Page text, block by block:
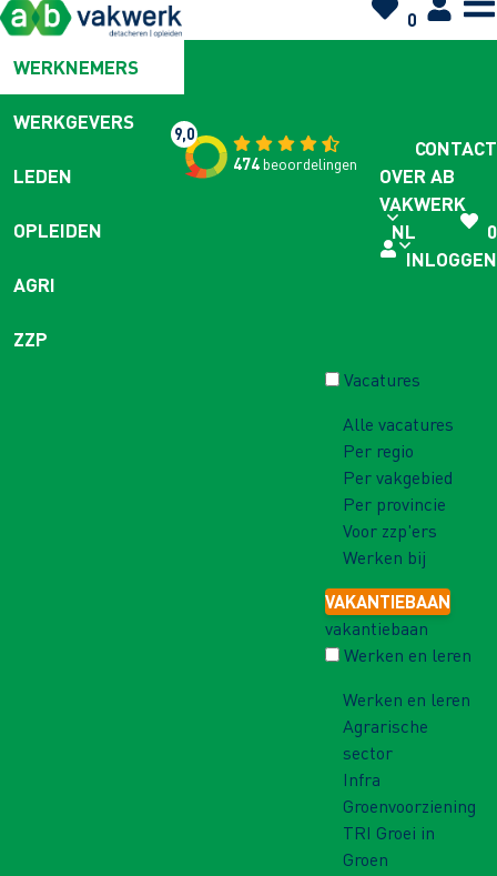
0
WERKNEMERS
WERKGEVERS
LEDEN
OPLEIDEN
AGRI
ZZP
9,0
474beoordelingen
CONTACT
OVER AB
VAKWERK
NL
0
INLOGGEN
Vacatures
Alle vacatures
Per regio
Per vakgebied
Per provincie
Voor zzp'ers
Werken bij
VAKANTIEBAAN
vakantiebaan
Werken en leren
Werken en leren
Agrarische
sector
Infra
Groenvoorziening
TRI Groei in
Groen